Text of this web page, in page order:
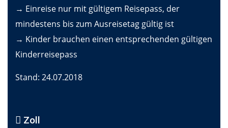
→ Einreise nur mit gültigem Reisepass, der
mindestens bis zum Ausreisetag gültig ist
→ Kinder brauchen einen entsprechenden gültigen
Kinderreisepass
Stand: 24.07.2018
Zoll